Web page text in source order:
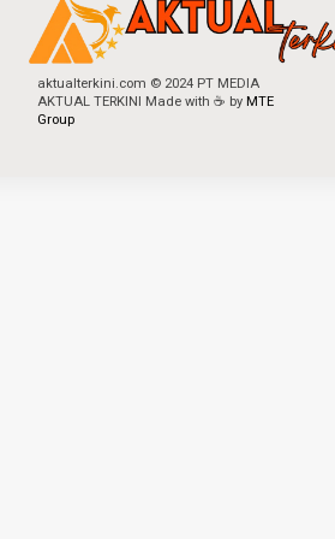
aktualterkini.com © 2024 PT MEDIA
AKTUAL TERKINI Made with ☕ by MTE
Group